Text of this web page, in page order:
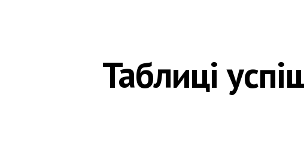
Таблиці